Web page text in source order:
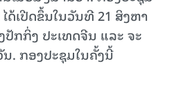
ດ້ເປີດຂຶ້ນໃນວັນທີ 21 ສິງຫາ
ກກິ່ງ ປະເທດຈີນ ແລະ ຈະ
ນ. ກອງປະຊຸມໃນຄັ້ງນີ້